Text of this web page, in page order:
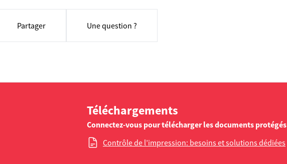
Partager Une question ?
Téléchargements
Connectez-vous pour télécharger les documents protégés
Contrôle de l’impression: besoins et solutions dédiées